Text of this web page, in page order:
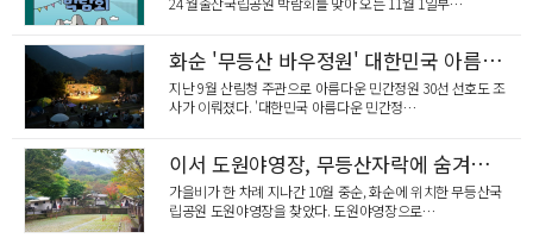
화순 '무등산 바우정원' 대한민국 아름다운 민간정원 30선에 뽑혀!
지난 9월 산림청 주관으로 아름다운 민간정원 30선 선호도 조
사가 이뤄졌다. '대한민국 아름다운 민간정…
이서 도원야영장, 무등산자락에 숨겨진 화순의 힐링 명소
가을비가 한 차례 지나간 10월 중순, 화순에 위치한 무등산국
립공원 도원야영장을 찾았다. 도원야영장으로…